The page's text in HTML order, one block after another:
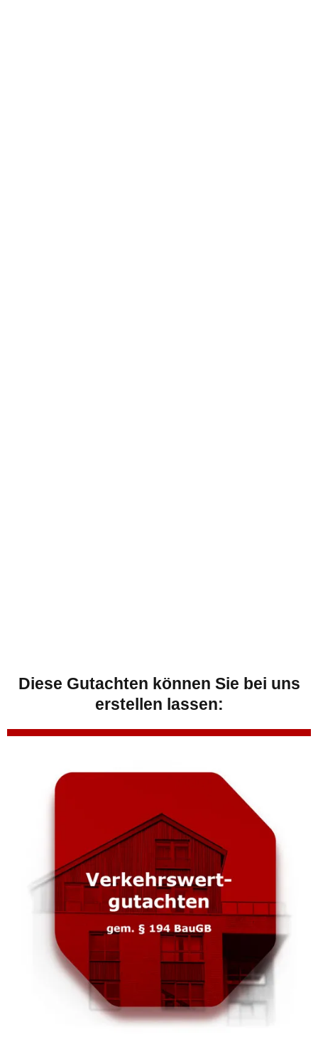
Diese Gutachten können Sie bei uns
erstellen lassen: